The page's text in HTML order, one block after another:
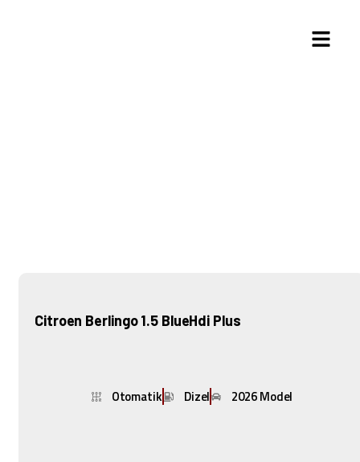
Citroen Berlingo 1.5 BlueHdi Plus
Otomatik Dizel 2026 Model